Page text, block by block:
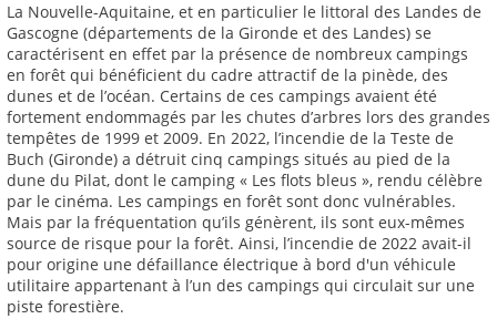
La Nouvelle-Aquitaine, et en particulier le littoral des Landes de
Gascogne (départements de la Gironde et des Landes) se
caractérisent en effet par la présence de nombreux campings
en forêt qui bénéficient du cadre attractif de la pinède, des
dunes et de l’océan. Certains de ces campings avaient été
fortement endommagés par les chutes d’arbres lors des grandes
tempêtes de 1999 et 2009. En 2022, l’incendie de la Teste de
Buch (Gironde) a détruit cinq campings situés au pied de la
dune du Pilat, dont le camping « Les flots bleus », rendu célèbre
par le cinéma. Les campings en forêt sont donc vulnérables.
Mais par la fréquentation qu’ils génèrent, ils sont eux-mêmes
source de risque pour la forêt. Ainsi, l’incendie de 2022 avait-il
pour origine une défaillance électrique à bord d'un véhicule
utilitaire appartenant à l’un des campings qui circulait sur une
piste forestière.